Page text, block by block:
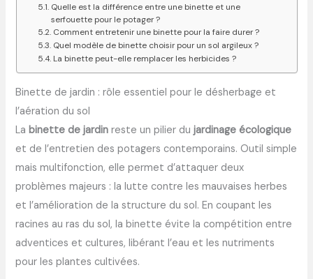
Quelle est la différence entre une binette et une
serfouette pour le potager ?
Comment entretenir une binette pour la faire durer ?
Quel modèle de binette choisir pour un sol argileux ?
La binette peut-elle remplacer les herbicides ?
Binette de jardin : rôle essentiel pour le désherbage et
l’aération du sol
Labinette de jardin reste un pilier dujardinage écologique
et de l’entretien des potagers contemporains. Outil simple
mais multifonction, elle permet d’attaquer deux
problèmes majeurs : la lutte contre les mauvaises herbes
et l’amélioration de la structure du sol. En coupant les
racines au ras du sol, la binette évite la compétition entre
adventices et cultures, libérant l’eau et les nutriments
pour les plantes cultivées.